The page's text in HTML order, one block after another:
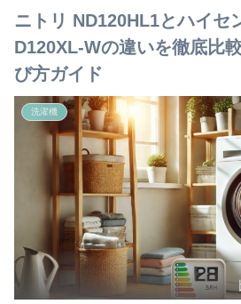
ニトリ ND120HL1とハイセ
D120XL-Wの違いを徹底比
び方ガイド
洗濯機